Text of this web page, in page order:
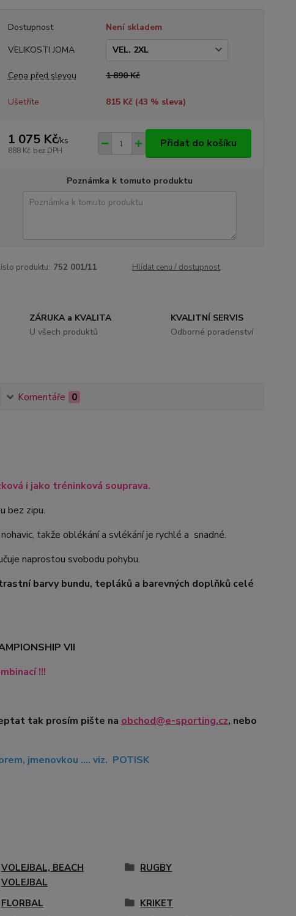
Dostupnost
Není skladem
VELIKOSTI JOMA
Cena před slevou 1 890 Kč
Ušetříte 815 Kč (43 % sleva)
1 075 Kč/ks
888 Kč bez DPH
Přidat do košíku
Poznámka k tomuto produktu
produktu: 752 001/11 Hlídat cenu / dostupnost
ZÁRUKA a KVALITA
U všech produktů
KVALITNÍ SERVIS
Odborné poradenství
Komentáře 0
i jako tréninková souprava.
bez zipu.
takže oblékání a svlékání je rychlé a snadné.
naprostou svobodu pohybu.
barvy bundu, tepláků a barevných doplňků celé
VII
!!!
tak prosím pište na obchod@e-sporting.cz, nebo
jmenovkou .... viz. POTISK
VOLEJBAL, BEACH
VOLEJBAL
RUGBY
FLORBAL
KRIKET